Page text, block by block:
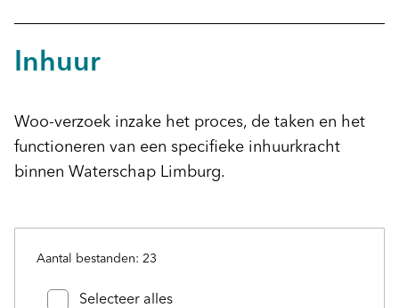
Inhuur
Woo-verzoek inzake het proces, de taken en het
functioneren van een specifieke inhuurkracht
binnen Waterschap Limburg.
Aantal bestanden: 23
Bestanden en mappen selecteren
Selecteer alles